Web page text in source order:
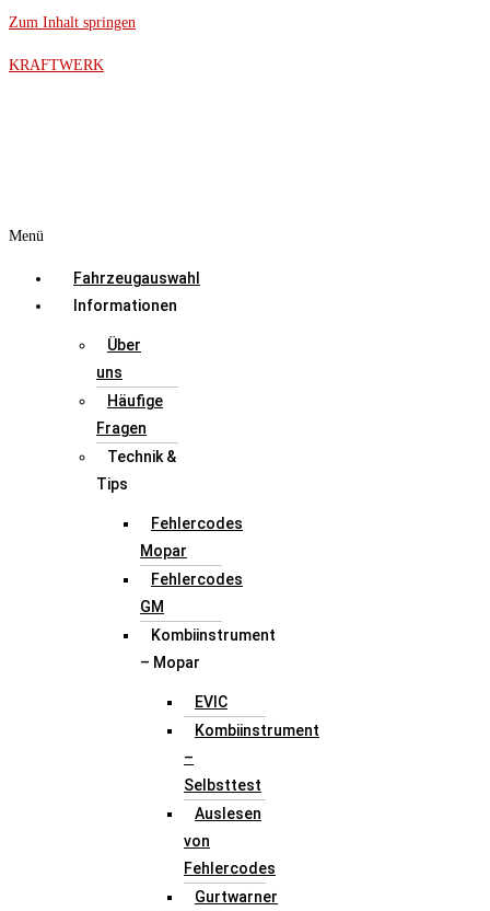
Zum Inhalt springen
KRAFTWERK
Menü
Fahrzeugauswahl
Informationen
Über
uns
Häufige
Fragen
Technik &
Tips
Fehlercodes
Mopar
Fehlercodes
GM
Kombiinstrument
– Mopar
EVIC
Kombiinstrument
–
Selbsttest
Auslesen
von
Fehlercodes
Gurtwarner